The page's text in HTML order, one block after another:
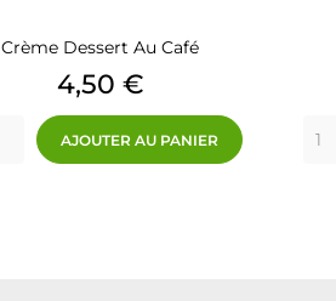
Crème Dessert Au Café
Prix
4,50 €
AJOUTER AU PANIER